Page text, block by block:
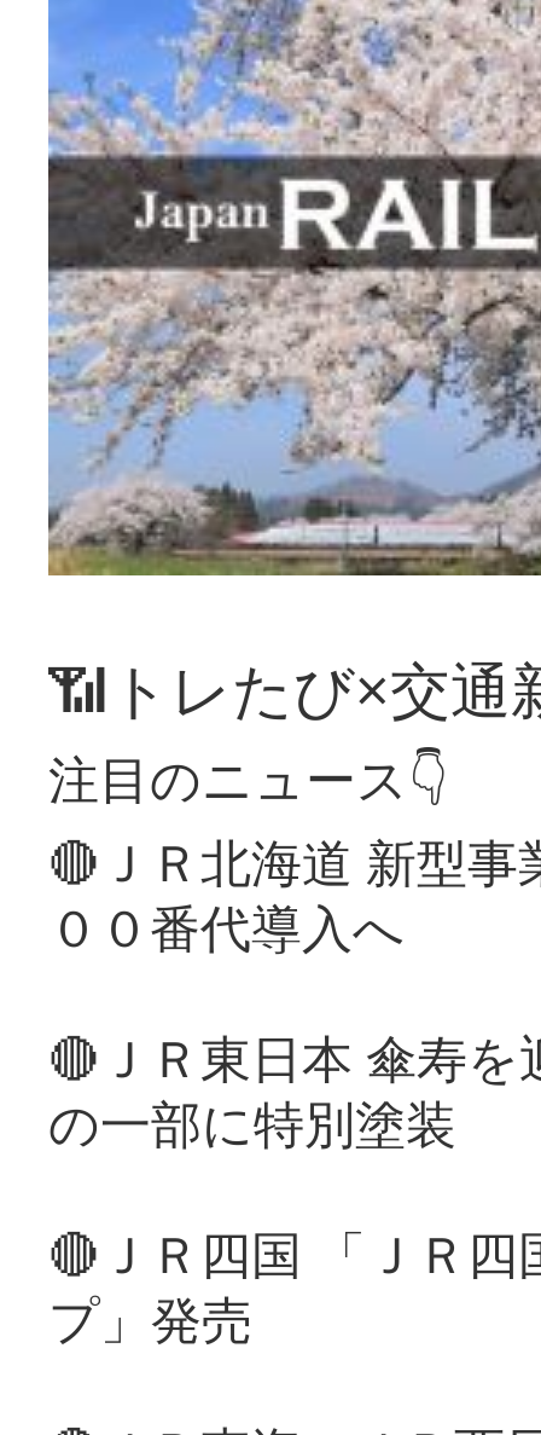
📶トレたび×交通
注目のニュース👇
🔴ＪＲ北海道 新型
００番代導入へ
🔴ＪＲ東日本 傘寿
の一部に特別塗装
🔴ＪＲ四国 「ＪＲ
プ」発売